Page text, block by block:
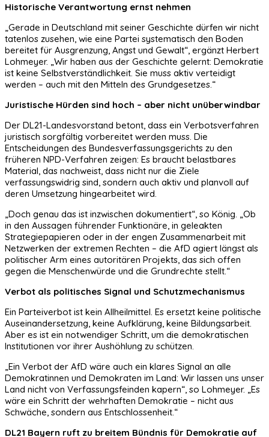
Historische Verantwortung ernst nehmen
„Gerade in Deutschland mit seiner Geschichte dürfen wir nicht
tatenlos zusehen, wie eine Partei systematisch den Boden
bereitet für Ausgrenzung, Angst und Gewalt“, ergänzt Herbert
Lohmeyer. „Wir haben aus der Geschichte gelernt: Demokratie
ist keine Selbstverständlichkeit. Sie muss aktiv verteidigt
werden – auch mit den Mitteln des Grundgesetzes.“
Juristische Hürden sind hoch – aber nicht unüberwindbar
Der DL21-Landesvorstand betont, dass ein Verbotsverfahren
juristisch sorgfältig vorbereitet werden muss. Die
Entscheidungen des Bundesverfassungsgerichts zu den
früheren NPD-Verfahren zeigen: Es braucht belastbares
Material, das nachweist, dass nicht nur die Ziele
verfassungswidrig sind, sondern auch aktiv und planvoll auf
deren Umsetzung hingearbeitet wird.
„Doch genau das ist inzwischen dokumentiert“, so König. „Ob
in den Aussagen führender Funktionäre, in geleakten
Strategiepapieren oder in der engen Zusammenarbeit mit
Netzwerken der extremen Rechten – die AfD agiert längst als
politischer Arm eines autoritären Projekts, das sich offen
gegen die Menschenwürde und die Grundrechte stellt.“
Verbot als politisches Signal und Schutzmechanismus
Ein Parteiverbot ist kein Allheilmittel. Es ersetzt keine politische
Auseinandersetzung, keine Aufklärung, keine Bildungsarbeit.
Aber es ist ein notwendiger Schritt, um die demokratischen
Institutionen vor ihrer Aushöhlung zu schützen.
„Ein Verbot der AfD wäre auch ein klares Signal an alle
Demokratinnen und Demokraten im Land: Wir lassen uns unser
Land nicht von Verfassungsfeinden kapern“, so Lohmeyer. „Es
wäre ein Schritt der wehrhaften Demokratie – nicht aus
Schwäche, sondern aus Entschlossenheit.“
DL21 Bayern ruft zu breitem Bündnis für Demokratie auf